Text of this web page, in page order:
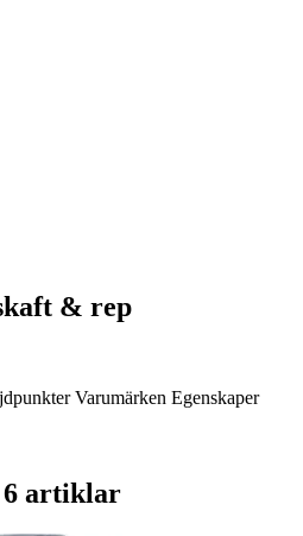
& rep
Varumärken Egenskaper
artiklar